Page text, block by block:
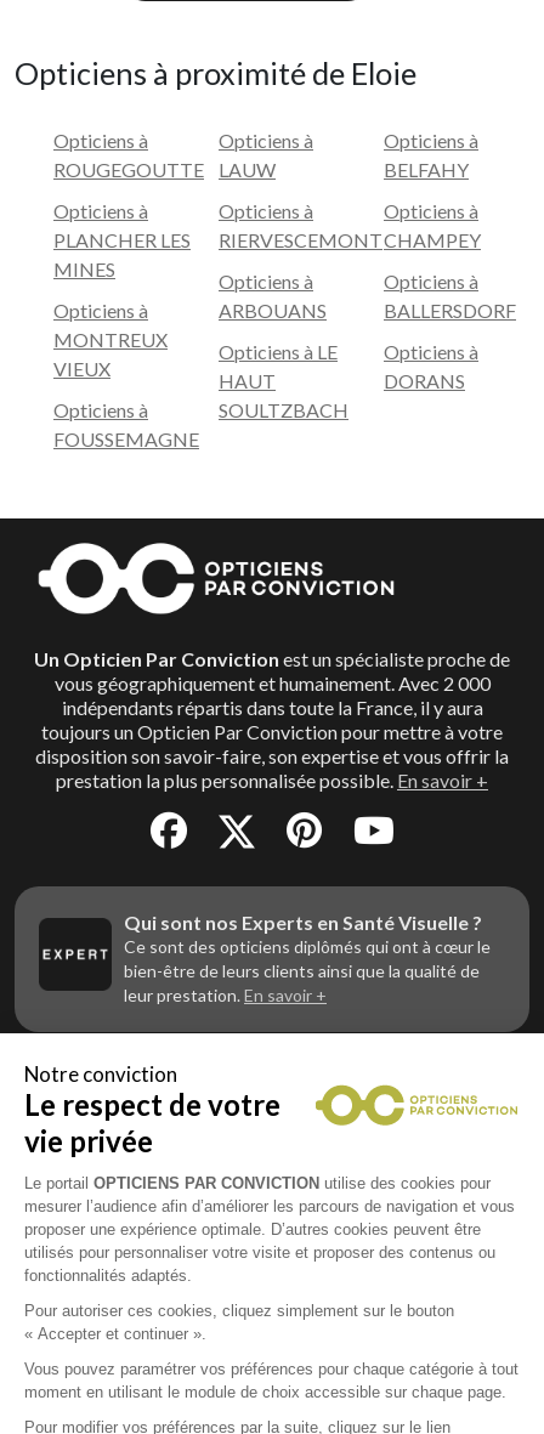
Opticiens à proximité de Eloie
Opticiens à
ROUGEGOUTTE
Opticiens à
PLANCHER LES
MINES
Opticiens à
MONTREUX
VIEUX
Opticiens à
FOUSSEMAGNE
Opticiens à
LAUW
Opticiens à
RIERVESCEMONT
Opticiens à
ARBOUANS
Opticiens à LE
HAUT
SOULTZBACH
Opticiens à
BELFAHY
Opticiens à
CHAMPEY
Opticiens à
BALLERSDORF
Opticiens à
DORANS
Un Opticien Par Conviction est un spécialiste proche de
vous géographiquement et humainement. Avec 2 000
indépendants répartis dans toute la France, il y aura
toujours un Opticien Par Conviction pour mettre à votre
disposition son savoir-faire, son expertise et vous offrir la
prestation la plus personnalisée possible. En savoir +
Qui sont nos Experts en Santé Visuelle ?
Ce sont des opticiens diplômés qui ont à cœur le
bien-être de leurs clients ainsi que la qualité de
leur prestation. En savoir +
Vous êtes un professionnel de la vue et
vous souhaitez nous rejoindre ?
Contactez Alliance Optic, la centrale d’achats et
d’accompagnement des opticiens indépendants
Notre conviction
Le respect de votre
vie privée
Le portail OPTICIENS PAR CONVICTION utilise des cookies pour
mesurer l’audience afin d’améliorer les parcours de navigation et vous
proposer une expérience optimale. D’autres cookies peuvent être
utilisés pour personnaliser votre visite et proposer des contenus ou
fonctionnalités adaptés.
Pour autoriser ces cookies, cliquez simplement sur le bouton
« Accepter et continuer ».
Vous pouvez paramétrer vos préférences pour chaque catégorie à tout
moment en utilisant le module de choix accessible sur chaque page.
Pour modifier vos préférences par la suite, cliquez sur le lien